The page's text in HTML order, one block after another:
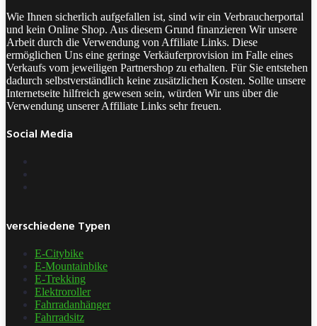
Wie Ihnen sicherlich aufgefallen ist, sind wir ein Verbraucherportal
und kein Online Shop. Aus diesem Grund finanzieren Wir unsere
Arbeit durch die Verwendung von Affiliate Links. Diese
ermöglichen Uns eine geringe Verkäuferprovision im Falle eines
Verkaufs vom jeweiligen Partnershop zu erhalten. Für Sie entstehen
dadurch selbstverständlich keine zusätzlichen Kosten. Sollte unsere
Internetseite hilfreich gewesen sein, würden Wir uns über die
Verwendung unserer Affiliate Links sehr freuen.
Social Media
verschiedene Typen
E-Citybike
E-Mountainbike
E-Trekking
Elektroroller
Fahrradanhänger
Fahrradsitz